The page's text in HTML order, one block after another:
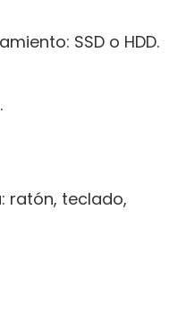
SSD o HDD.
ratón, teclado,